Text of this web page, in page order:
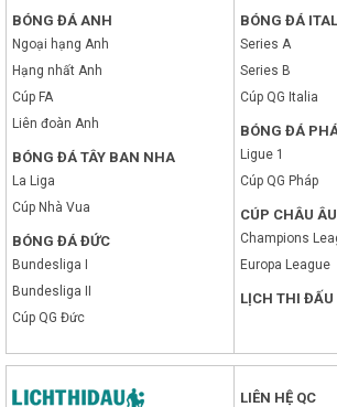
BÓNG ĐÁ ANH
Ngoại hạng Anh
Hạng nhất Anh
Cúp FA
Liên đoàn Anh
BÓNG ĐÁ TÂY BAN NHA
La Liga
Cúp Nhà Vua
BÓNG ĐÁ ĐỨC
Bundesliga I
Bundesliga II
Cúp QG Đức
BÓNG ĐÁ
Series A
Series B
Cúp QG Italia
BÓNG ĐÁ
Ligue 1
Cúp QG Pháp
CÚP CHÂU ÂU
Champions
Europa League
LỊCH THI
LIÊN HỆ QC